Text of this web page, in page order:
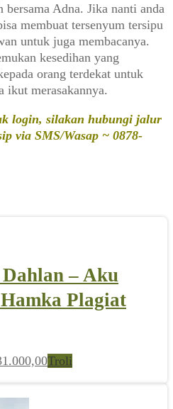
bersama Adna. Jika nanti anda
membuat tersenyum tersipu
untuk juga membacanya.
kesedihan yang
orang terdekat untuk
ikut merasakannya.
login, silakan hubungi jalur
via SMS/Wasap ~ 0878-
– Aku
Plagiat
Harga
Troli